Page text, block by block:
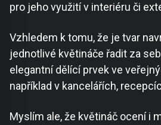
pro jeho využití v interiéru či
Vzhledem k tomu, že je tvar
jednotlivé květináče řadit za
elegantní dělící prvek ve
například v kancelářích,
Myslím ale, že květináč ocení i